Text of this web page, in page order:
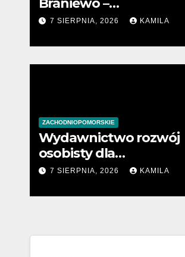
profesjonalne wsparcie
7 SIERPNIA, 2026 KAMILA
ZACHODNIOPOMORSKIE
Wydawnictwo rozwój
osobisty dla
początkujących
7 SIERPNIA, 2026 KAMILA
7 SIERPNIA, 2026 KAMILA